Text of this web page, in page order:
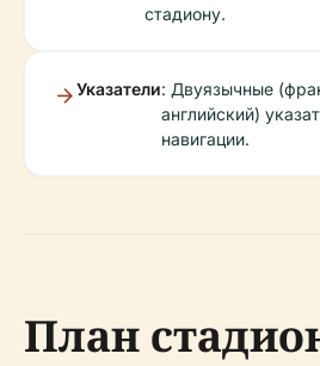
стадиону.
Указатели: Двуязычные
английский)
навигации.
План